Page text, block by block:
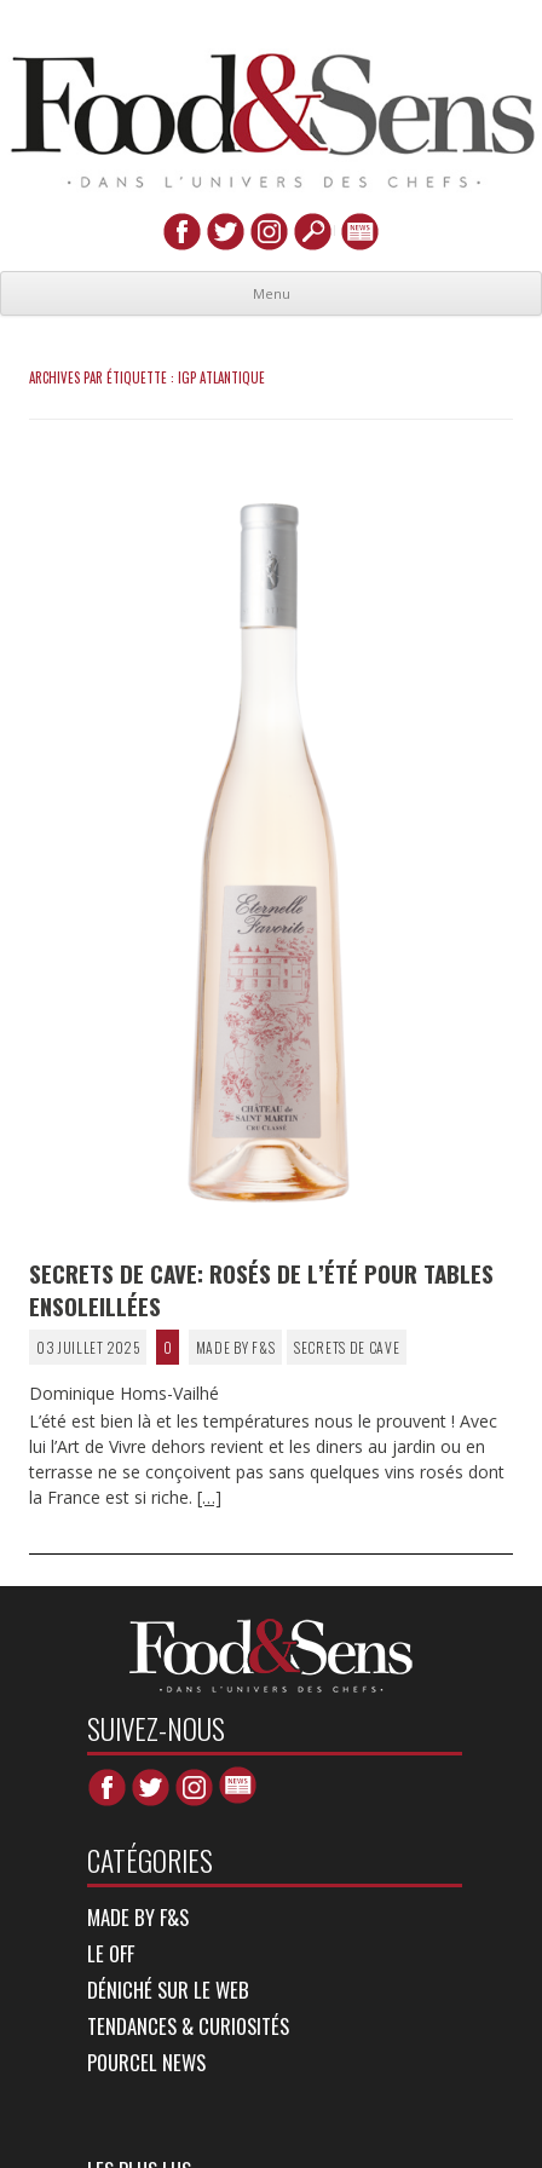
Menu
ARCHIVES PAR ÉTIQUETTE : IGP ATLANTIQUE
SECRETS DE CAVE: ROSÉS DE L’ÉTÉ POUR TABLES
ENSOLEILLÉES
03 JUILLET 2025 0 MADE BY F&S SECRETS DE CAVE
Dominique Homs-Vailhé
L’été est bien là et les températures nous le prouvent ! Avec
lui l’Art de Vivre dehors revient et les diners au jardin ou en
terrasse ne se conçoivent pas sans quelques vins rosés dont
la France est si riche. […]
SUIVEZ-NOUS
CATÉGORIES
MADE BY F&S
LE OFF
DÉNICHÉ SUR LE WEB
TENDANCES & CURIOSITÉS
POURCEL NEWS